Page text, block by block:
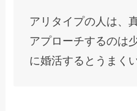
アリタイプの人は、
アプローチするのは
に婚活するとうまく